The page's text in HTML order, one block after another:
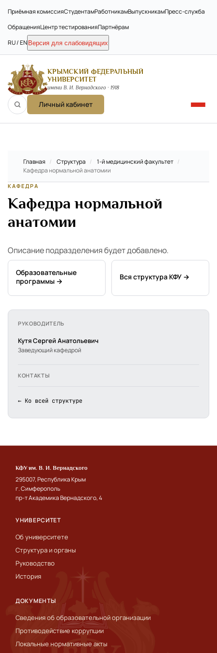
Приёмная комиссияСтудентамРаботникамВыпускникамПресс-служба
ОбращенияЦентр тестированияПартнёрам
RU / EN Версия для слабовидящих
КРЫМСКИЙ ФЕДЕРАЛЬНЫЙ
УНИВЕРСИТЕТ
имени В. И. Вернадского · 1918
Личный кабинет
Главная / Структура / 1-й медицинский факультет /
Кафедра нормальной анатомии
КАФЕДРА
Кафедра нормальной
анатомии
Описание подразделения будет добавлено.
Образовательные
программы →
Вся структура КФУ →
РУКОВОДИТЕЛЬ
Кутя Сергей Анатольевич
Заведующий кафедрой
КОНТАКТЫ
← Ко всей структуре
КФУ им. В. И. Вернадского
295007, Республика Крым
г. Симферополь
пр-т Академика Вернадского, 4
УНИВЕРСИТЕТ
Об университете
Структура и органы
Руководство
История
ДОКУМЕНТЫ
Сведения об образовательной организации
Противодействие коррупции
Локальные нормативные акты